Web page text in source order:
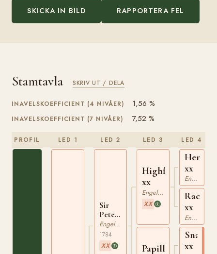
SKICKA IN BILD RAPPORTERA FEL
Stamtavla SKRIV UT / DELA
INAVELSKOEFFICIENT (4 NIVÅER) 1,56 %
INAVELSKOEFFICIENT (7 NIVÅER) 7,52 %
PROFIL LED 1 LED 2
Sir
Peter
Teazle
xx
Engelskt Fullblod
1784
XX
LED 3
Highflyer
xx
Engelskt Fullblod
XX
Papillon
LED 4
Herod
xx
Engelskt Fullblod
Rachel
xx
Engelskt Fullblod
Snap
xx